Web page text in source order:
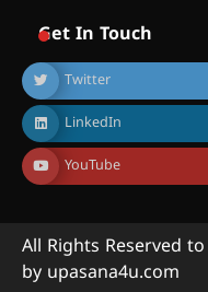
Get In Touch
Twitter
LinkedIn
YouTube
All Rights Reserved
by upasana4u.com